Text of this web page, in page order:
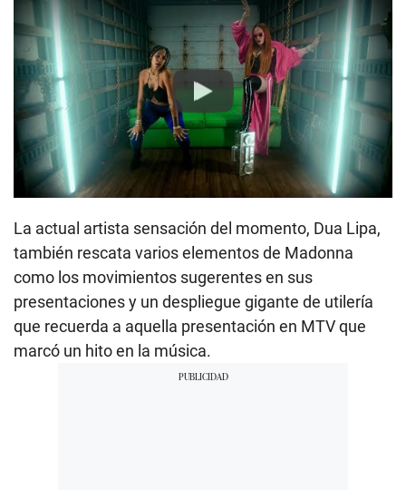
Play
La actual artista sensación del momento, Dua Lipa,
también rescata varios elementos de Madonna
como los movimientos sugerentes en sus
presentaciones y un despliegue gigante de utilería
que recuerda a aquella presentación en MTV que
marcó un hito en la música.